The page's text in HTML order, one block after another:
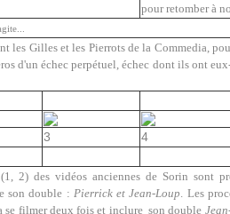
pour retomber à
les Gilles et les Pierrots de la Commedia,
d'un échec perpétuel, échec dont ils ont
3 4
2) des vidéos anciennes de Sorin sont
son double : Pierrick et Jean-Loup. Les
se filmer deux fois et inclure son double